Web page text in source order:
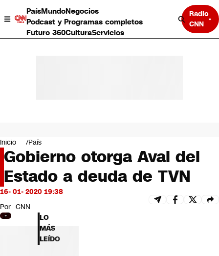
PaísMundoNegocios
Podcast y Programas completos
Futuro 360CulturaServicios
Radio
CNN
Negocios
Deportes
Programas completos
Cultura
Servicios
Bits
CNN Data
CNN tiempo
Futuro 360
Inicio País
Gobierno otorga Aval del
Estado a deuda de TVN
16- 01- 2020 19:38
Por CNN
LO
MÁS
LEÍDO